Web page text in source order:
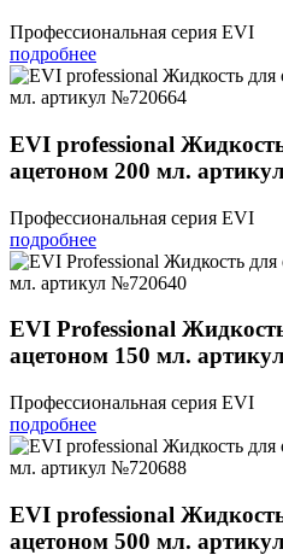
Профессиональная серия EVI
подробнее
EVI professional
ацетоном 200 мл.
Профессиональная серия EVI
подробнее
EVI Professional
ацетоном 150 мл.
Профессиональная серия EVI
подробнее
EVI professional
ацетоном 500 мл.